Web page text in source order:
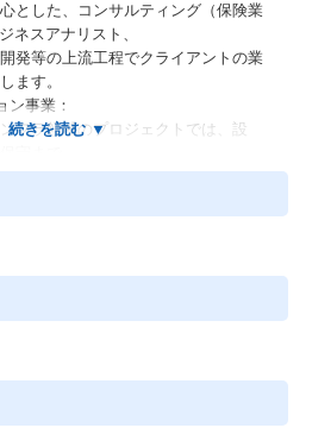
とした、コンサルティング（保険業
ネスアナリスト、
発等の上流工程でクライアントの業
ます。
ン事業：
フラ領域のプロジェクトでは、設
ション・サービスをご提供いたしま
幅広く利用できるフォントサービス
書体の開発、最先端のデバイス向け
発いたします。
ーション事業